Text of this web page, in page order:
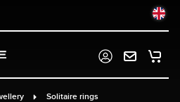
Solitaire rings